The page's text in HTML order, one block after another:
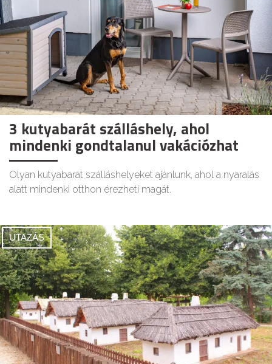
3 kutyabarát szálláshely, ahol
mindenki gondtalanul vakációzhat
Olyan kutyabarát szálláshelyeket ajánlunk, ahol a nyaralás
alatt mindenki otthon érezheti magát.
UTAZÁS